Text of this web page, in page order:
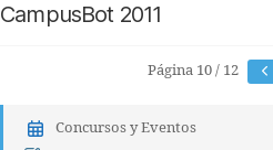
CampusBot 2011
Página 10 / 12
Concursos y Eventos